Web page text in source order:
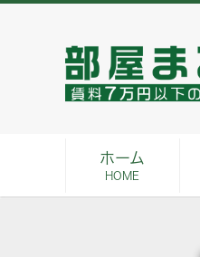
ホーム
HOME